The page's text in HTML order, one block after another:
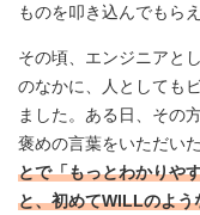
ものを叩き込んでもら
その頃、エンジニアと
のなかに、人としても
ました。ある日、その
褒めの言葉をいただい
とで「もっとわかりや
と、初めてWILLのよう